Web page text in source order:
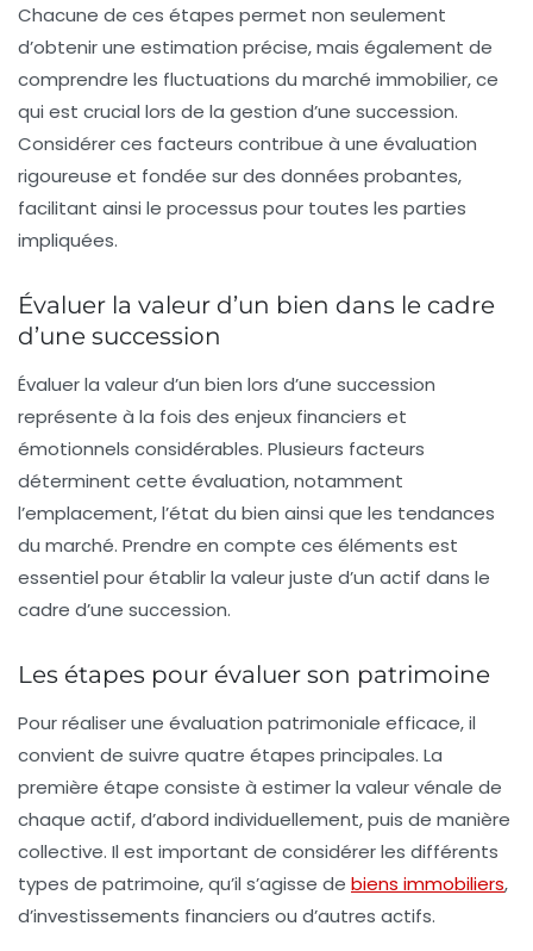
Chacune de ces étapes permet non seulement
d’obtenir une estimation précise, mais également de
comprendre les fluctuations du marché immobilier, ce
qui est crucial lors de la gestion d’une succession.
Considérer ces facteurs contribue à une évaluation
rigoureuse et fondée sur des données probantes,
facilitant ainsi le processus pour toutes les parties
impliquées.
Évaluer la valeur d’un bien dans le cadre
d’une succession
Évaluer la valeur d’un bien lors d’une succession
représente à la fois des enjeux financiers et
émotionnels considérables. Plusieurs facteurs
déterminent cette évaluation, notamment
l’emplacement, l’état du bien ainsi que les tendances
du marché. Prendre en compte ces éléments est
essentiel pour établir la valeur juste d’un actif dans le
cadre d’une succession.
Les étapes pour évaluer son patrimoine
Pour réaliser une évaluation patrimoniale efficace, il
convient de suivre quatre étapes principales. La
première étape consiste à estimer la valeur vénale de
chaque actif, d’abord individuellement, puis de manière
collective. Il est important de considérer les différents
types de patrimoine, qu’il s’agisse de biens immobiliers,
d’investissements financiers ou d’autres actifs.